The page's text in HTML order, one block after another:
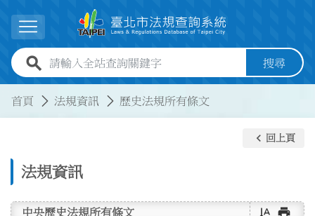
展開選單
全站查詢關鍵字欄位 搜尋
首頁 法規資訊 歷史法規所有條文
法規資訊
keyboard_arrow_left 回上頁
中央歷史法規所有條文 text_rotate_vertical print